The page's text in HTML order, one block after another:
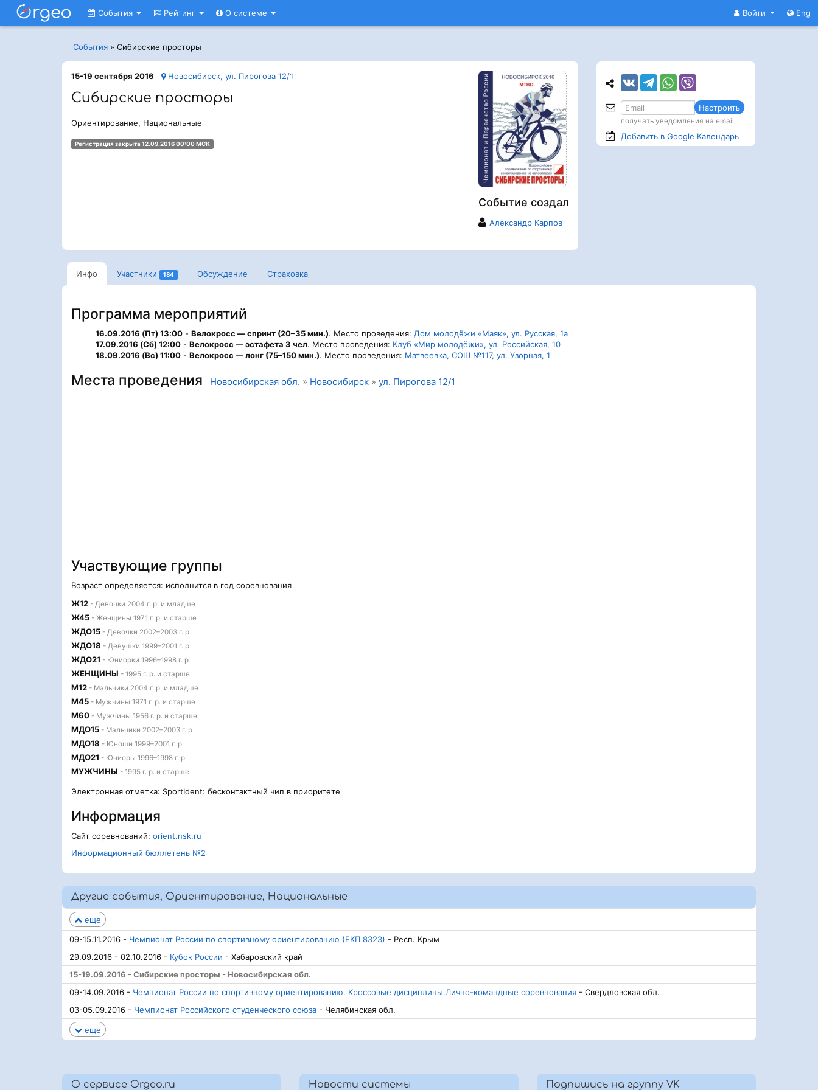
Войти Eng
События Рейтинг О системе
События » Сибирские просторы
Событие создал
Александр Карпов
15-19 сентября 2016 Новосибирск, ул. Пирогова 12/1
Сибирские просторы
Ориентирование, Национальные
Регистрация закрыта 12.09.2016 00:00 МСК
Инфо Участники 184 Обсуждение Страховка
Программа мероприятий
16.09.2016 (Пт) 13:00 - Велокросс — спринт (20–35 мин.). Место проведения: Дом молодёжи «Маяк», ул. Русская, 1а
17.09.2016 (Сб) 12:00 - Велокросс — эстафета 3 чел. Место проведения: Клуб «Мир молодёжи», ул. Российская, 10
18.09.2016 (Вс) 11:00 - Велокросс — лонг (75–150 мин.). Место проведения: Матвеевка, СОШ №117, ул. Узорная, 1
Места проведения Новосибирская обл. » Новосибирск » ул. Пирогова 12/1
Участвующие группы
Возраст определяется: исполнится в год соревнования
Ж12 - Девочки 2004 г. р. и младше
Ж45 - Женщины 1971 г. р. и старше
ЖДО15 - Девочки 2002–2003 г. р
ЖДО18 - Девушки 1999–2001 г. р
ЖДО21 - Юниорки 1996–1998 г. р
ЖЕНЩИНЫ - 1995 г. р. и старше
М12 - Мальчики 2004 г. р. и младше
М45 - Мужчины 1971 г. р. и старше
М60 - Мужчины 1956 г. р. и старше
МДО15 - Мальчики 2002–2003 г. р
МДО18 - Юноши 1999–2001 г. р
МДО21 - Юниоры 1996–1998 г. р
МУЖЧИНЫ - 1995 г. р. и старше
Электронная отметка: SportIdent: бесконтактный чип в приоритете
Информация
Сайт соревнований: orient.nsk.ru
Информационный бюллетень №2
Другие события, Ориентирование, Национальные
еще
09-15.11.2016 - Чемпионат России по спортивному ориентированию (ЕКП 8323) - Респ. Крым
29.09.2016 - 02.10.2016 - Кубок России - Хабаровский край
15-19.09.2016 - Сибирские просторы - Новосибирская обл.
09-14.09.2016 - Чемпионат России по спортивному ориентированию. Кроссовые дисциплины.Лично-командные соревнования - Свердловская обл.
03-05.09.2016 - Чемпионат Российского студенческого союза - Челябинская обл.
еще
Настроить
получать уведомления на email
Добавить в Google Календарь
О сервисе Orgeo.ru Новости системы Подпишись на группу VK